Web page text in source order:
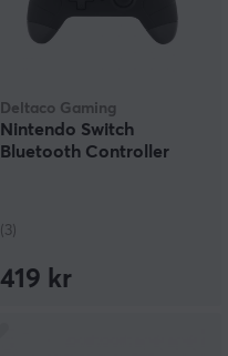
Deltaco Gaming
Nintendo Switch
Bluetooth Controller
(3)
419 kr